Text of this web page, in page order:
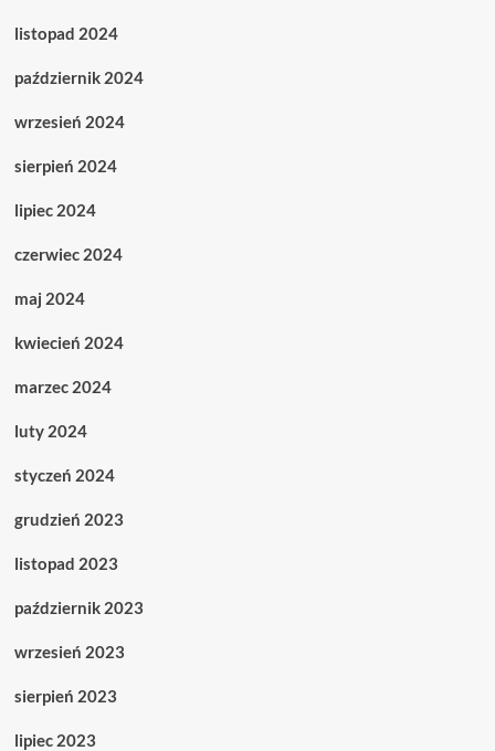
listopad 2024
październik 2024
wrzesień 2024
sierpień 2024
lipiec 2024
czerwiec 2024
maj 2024
kwiecień 2024
marzec 2024
luty 2024
styczeń 2024
grudzień 2023
listopad 2023
październik 2023
wrzesień 2023
sierpień 2023
lipiec 2023